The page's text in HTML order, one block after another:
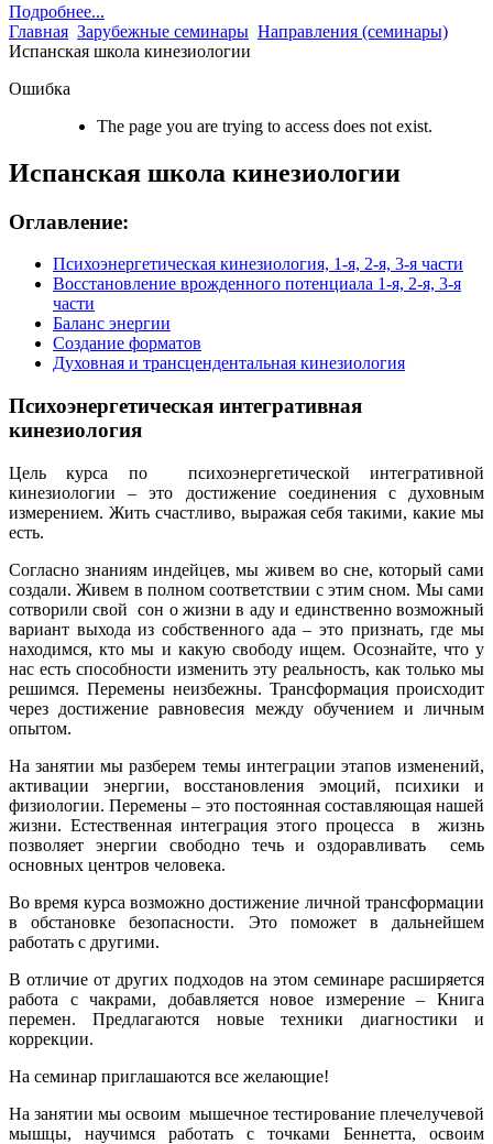
Подробнее...
Главная Зарубежные семинары Направления (семинары)
Испанская школа кинезиологии
Ошибка
The page you are trying to access does not exist.
Испанская школа кинезиологии
Оглавление:
Психоэнергетическая кинезиология, 1-я, 2-я, 3-я части
Восстановление врожденного потенциала 1-я, 2-я, 3-я
части
Баланс энергии
Создание форматов
Духовная и трансцендентальная кинезиология
Психоэнергетическая интегративная
кинезиология
Цель курса по психоэнергетической интегративной
кинезиологии – это достижение соединения с духовным
измерением. Жить счастливо, выражая себя такими, какие мы
есть.
Согласно знаниям индейцев, мы живем во сне, который сами
создали. Живем в полном соответствии с этим сном. Мы сами
сотворили свой сон о жизни в аду и единственно возможный
вариант выхода из собственного ада – это признать, где мы
находимся, кто мы и какую свободу ищем. Осознайте, что у
нас есть способности изменить эту реальность, как только мы
решимся. Перемены неизбежны. Трансформация происходит
через достижение равновесия между обучением и личным
опытом.
На занятии мы разберем темы интеграции этапов изменений,
активации энергии, восстановления эмоций, психики и
физиологии. Перемены – это постоянная составляющая нашей
жизни. Естественная интеграция этого процесса в жизнь
позволяет энергии свободно течь и оздоравливать семь
основных центров человека.
Во время курса возможно достижение личной трансформации
в обстановке безопасности. Это поможет в дальнейшем
работать с другими.
В отличие от других подходов на этом семинаре расширяется
работа с чакрами, добавляется новое измерение – Книга
перемен. Предлагаются новые техники диагностики и
коррекции.
На семинар приглашаются все желающие!
На занятии мы освоим мышечное тестирование плечелучевой
мышцы, научимся работать с точками Беннетта, освоим